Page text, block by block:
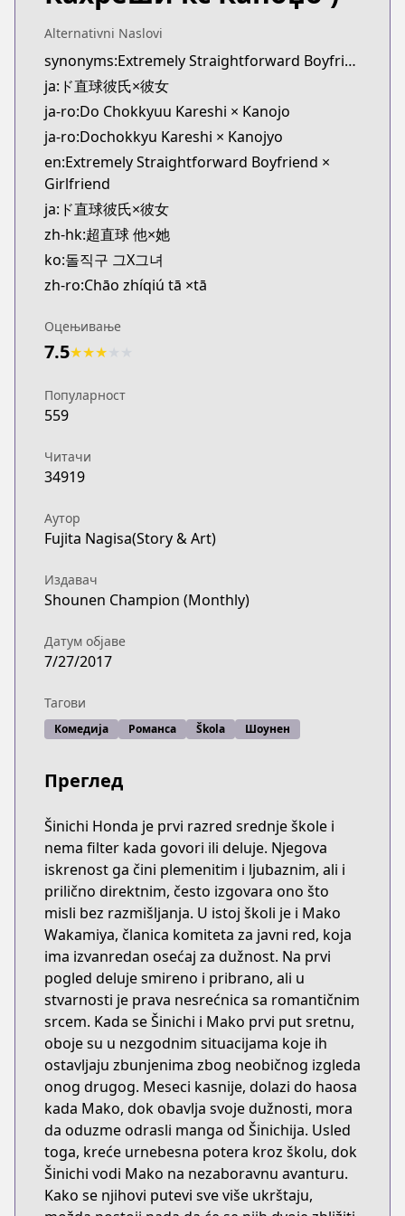
https://kitsu.app/manga/52170
MangaUpdates
MangaUpdates
https://www.mangaupdates.com/
Book☆Walker
Book☆Walker
https://bookwalker.jp/series/235798/list
Alternativni Naslovi
synonyms:Extremely Straightforward Boyfriend x Girlfriend
ja:ド直球彼氏×彼女
ja-ro:Do Chokkyuu Kareshi × Kanojo
ja-ro:Dochokkyu Kareshi × Kanojyo
en:Extremely Straightforward Boyfriend ×
Girlfriend
ja:ド直球彼氏×彼女
zh-hk:超直球 他×她
ko:돌직구 그X그녀
zh-ro:Chāo zhíqiú tā ×tā
Оцењивање
7.5★★★
Популарност
559
Читачи
34919
Аутор
Fujita Nagisa(Story & Art)
Издавач
Shounen Champion (Monthly)
Датум објаве
7/27/2017
Тагови
Комедија Романса Škola Шоунен
Преглед
Šinichi Honda je prvi razred srednje škole i
nema filter kada govori ili deluje. Njegova
iskrenost ga čini plemenitim i ljubaznim, ali i
prilično direktnim, često izgovara ono što
misli bez razmišljanja. U istoj školi je i Mako
Wakamiya, članica komiteta za javni red, koja
ima izvanredan osećaj za dužnost. Na prvi
pogled deluje smireno i pribrano, ali u
stvarnosti je prava nesrećnica sa romantičnim
srcem. Kada se Šinichi i Mako prvi put sretnu,
oboje su u nezgodnim situacijama koje ih
ostavljaju zbunjenima zbog neobičnog izgleda
onog drugog. Meseci kasnije, dolazi do haosa
kada Mako, dok obavlja svoje dužnosti, mora
da oduzme odrasli manga od Šinichija. Usled
toga, kreće urnebesna potera kroz školu, dok
Šinichi vodi Mako na nezaboravnu avanturu.
Kako se njihovi putevi sve više ukrštaju,